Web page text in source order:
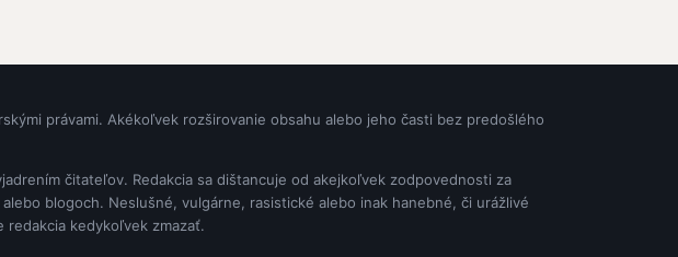
právami. Akékoľvek rozširovanie obsahu alebo jeho časti bez predošlého
čitateľov. Redakcia sa dištancuje od akejkoľvek zodpovednosti za
blogoch. Neslušné, vulgárne, rasistické alebo inak hanebné, či urážlivé
redakcia kedykoľvek zmazať.